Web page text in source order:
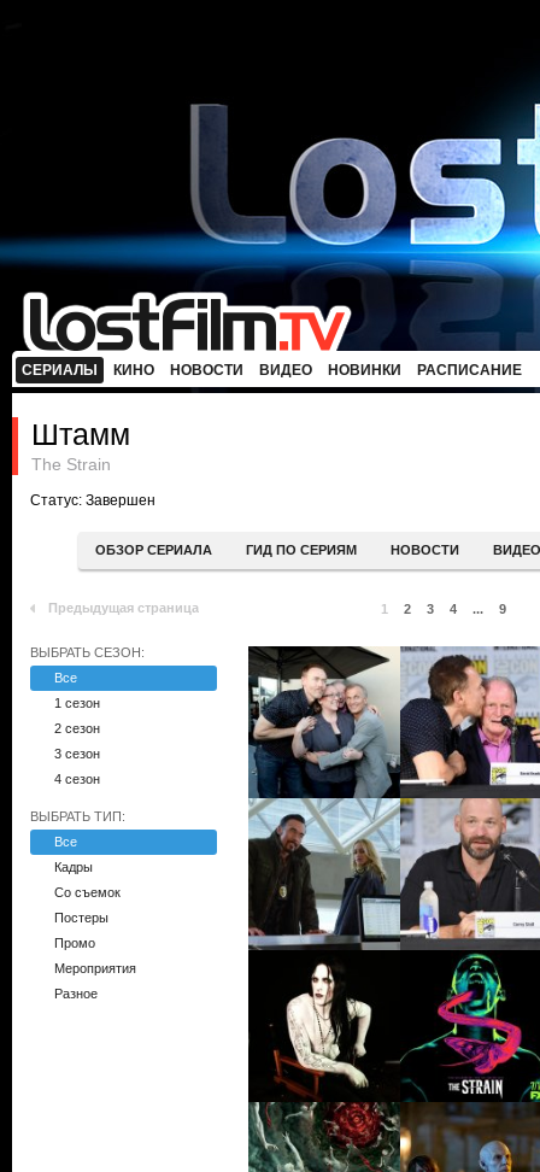
СЕРИАЛЫ КИНО НОВОСТИ ВИДЕО НОВИНКИ РАСПИСАНИЕ
Штамм
The Strain
Статус: Завершен
ОБЗОР СЕРИАЛА ГИД ПО СЕРИЯМ НОВОСТИ ВИДЕО
Предыдущая страница 1 2 3 4 ... 9
ВЫБРАТЬ СЕЗОН:
Все
1 сезон
2 сезон
3 сезон
4 сезон
ВЫБРАТЬ ТИП:
Все
Кадры
Со съемок
Постеры
Промо
Мероприятия
Разное